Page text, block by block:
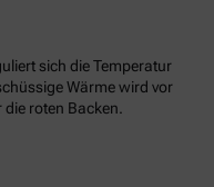
sich die Temperatur
Wärme wird vor
die roten Backen.